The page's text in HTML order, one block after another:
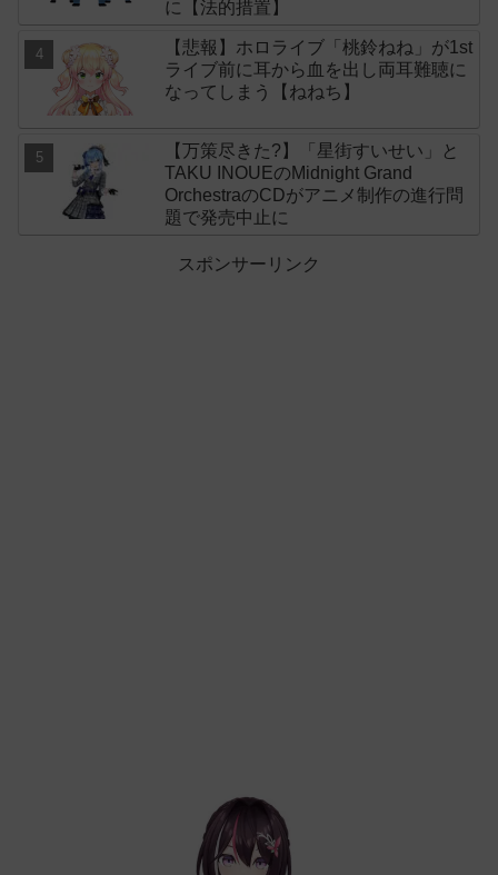
に【法的措置】
【悲報】ホロライブ「桃鈴ねね」が1st
ライブ前に耳から血を出し両耳難聴に
なってしまう【ねねち】
【万策尽きた?】「星街すいせい」と
TAKU INOUEのMidnight Grand
OrchestraのCDがアニメ制作の進行問
題で発売中止に
スポンサーリンク